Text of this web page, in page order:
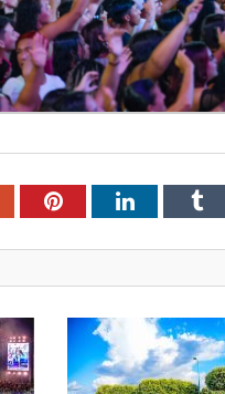
PinterestLinkedIn